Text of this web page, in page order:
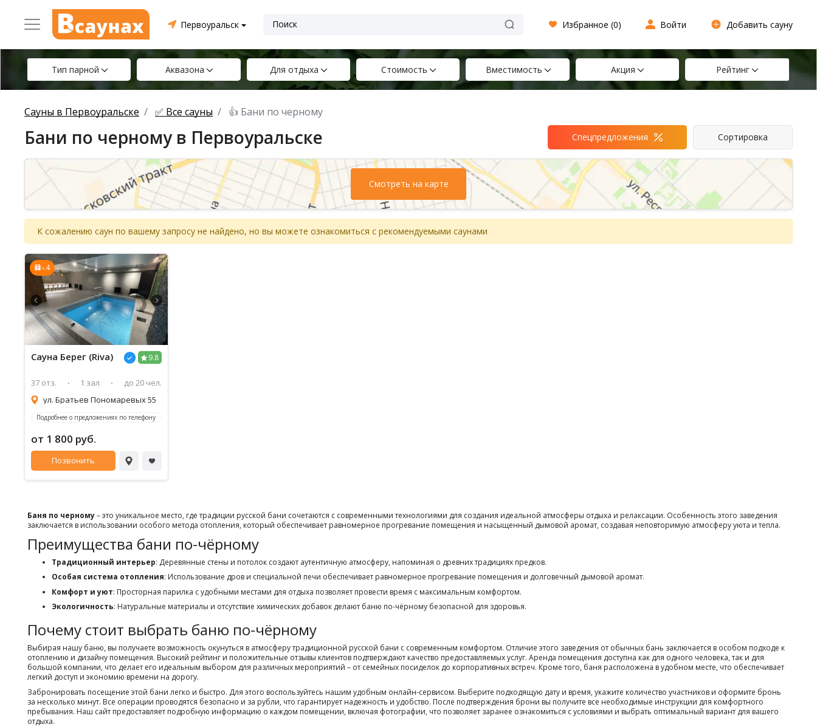
Первоуральск Избранное (0) Войти Добавить сауну
Тип парной Аквазона Для отдыха Стоимость Вместимость Акция Рейтинг
Сауны в Первоуральске ✅ Все сауны 👍 Бани по черному
Бани по черному в Первоуральске Спецпредложения Сортировка
Смотреть на карте
К сожалению саун по вашему запросу не найдено, но вы можете ознакомиться с рекомендуемыми саунами
x 4
9.8
Сауна Берег (Riva)
37 отз. 1 зал
до 20 чел.
ул. Братьев Пономаревых 55
Подробнее о предложениях по телефону
от 1 800 руб.
Позвонить
Баня по черному– это уникальное место, где традиции русской бани сочетаются с современными технологиями для создания идеальной атмосферы отдыха и релаксации. Особенность этого заведения
заключается в использовании особого метода отопления, который обеспечивает равномерное прогревание помещения и насыщенный дымовой аромат, создавая неповторимую атмосферу уюта и тепла.
Преимущества бани по-чёрному
Традиционный интерьер: Деревянные стены и потолок создают аутентичную атмосферу, напоминая о древних традициях предков.
Особая система отопления: Использование дров и специальной печи обеспечивает равномерное прогревание помещения и долговечный дымовой аромат.
Комфорт и уют: Просторная парилка с удобными местами для отдыха позволяет провести время с максимальным комфортом.
Экологичность: Натуральные материалы и отсутствие химических добавок делают баню по-чёрному безопасной для здоровья.
Почему стоит выбрать баню по-чёрному
Выбирая нашу баню, вы получаете возможность окунуться в атмосферу традиционной русской бани с современным комфортом. Отличие этого заведения от обычных бань заключается в особом подходе к
отоплению и дизайну помещения. Высокий рейтинг и положительные отзывы клиентов подтверждают качество предоставляемых услуг. Аренда помещения доступна как для одного человека, так и для
большой компании, что делает его идеальным выбором для различных мероприятий – от семейных посиделок до корпоративных встреч. Кроме того, баня расположена в удобном месте, что обеспечивает
легкий доступ и экономию времени на дорогу.
Забронировать посещение этой бани легко и быстро. Для этого воспользуйтесь нашим удобным онлайн-сервисом. Выберите подходящую дату и время, укажите количество участников и оформите бронь
за несколько минут. Все операции проводятся безопасно и за рубли, что гарантирует надежность и удобство. После подтверждения брони вы получите все необходимые инструкции для комфортного
пребывания. Наш сайт предоставляет подробную информацию о каждом помещении, включая фотографии, что позволяет заранее ознакомиться с условиями и выбрать оптимальный вариант для вашего
отдыха.